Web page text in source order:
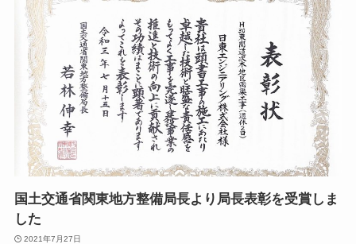
国土交通省関東地方整備局長より局長表彰を受賞しま
した
2021年7月27日